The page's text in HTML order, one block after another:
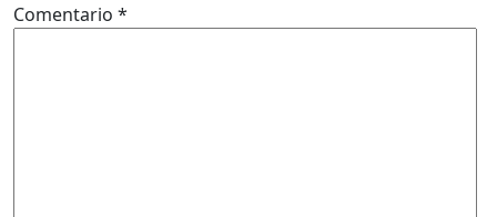
Comentario *